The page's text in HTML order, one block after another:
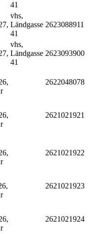
41
vhs,
Ländgasse
41
2623088911
vhs,
Ländgasse
41
2623093900
2622048078
2621021921
2621021922
2621021923
2621021924